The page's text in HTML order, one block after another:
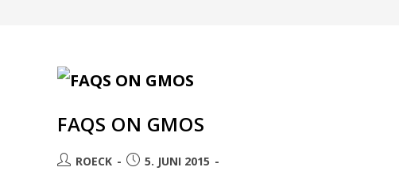
FAQS ON GMOS
ROECK
5. JUNI 2015